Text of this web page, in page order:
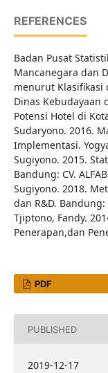
REFERENCES
Badan Pusat
Mancanegara dan
menurut Klasifikasi
Dinas Kebudayaan
Potensi Hotel di
Sudaryono. 2016.
Implementasi.
Sugiyono. 2015.
Bandung: CV.
Sugiyono. 2018.
dan R&D. Bandung:
Tjiptono, Fandy.
Penerapan,dan
PDF
PUBLISHED
2019-12-17